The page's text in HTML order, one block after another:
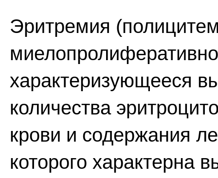
Эритремия
характеризующееся
количества
крови и содержания
которого характерна